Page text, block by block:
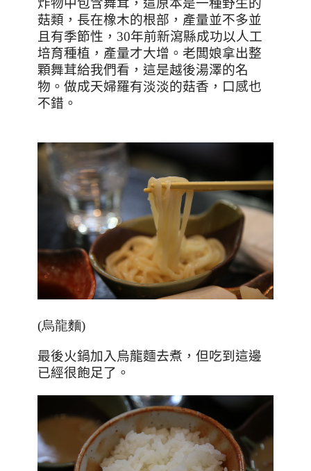
菇類，長在橡木的根部，產量並不多並
且有季節性， 30年前新瀉縣成功以人工
培育種植，產量才大增。老闆娘拿出整
顆舞茸給我們看，這是越後湯澤的名
物。做成天婦羅有淡淡的菇香，口感也
不錯。
(烏龍麵)
最後火鍋加入烏龍麵去煮，但吃到這邊
已經很飽足了。